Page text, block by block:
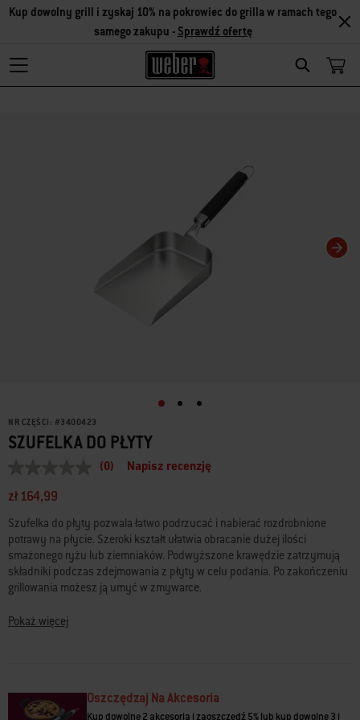
Search
Kup dowolny grill i zyskaj 10% na pokrowiec do grilla w ramach tego
samego zakupu - Sprawdź ofertę
NR CZĘŚCI: #3400423
SZUFELKA DO PŁYTY
oceny
do
tej
samej
strony.
(0) Napisz recenzję
zł 164,99
Szufelka do płyty pozwala łatwo podrzucać i nabierać rozdrobnione
potrawy na płycie. Szeroki kształt ułatwia obracanie dużej ilości
smażonego ryżu lub ziemniaków. Podwyższone krawędzie zatrzymują
składniki podczas zdejmowania z płyty w celu podania. Po zakończeniu
grillowania możesz ją umyć w zmywarce.
• Szeroki kształt ułatwia pracę z dużą ilością rozdrobnionych potraw
potraw
• Bardzo trwały materiał ze stali nierdzewnej
Pokaż więcej
Oszczędzaj Na Akcesoria
Kup dowolne 2 akcesoria i zaoszczędź 5% lub kup dowolne 3 i